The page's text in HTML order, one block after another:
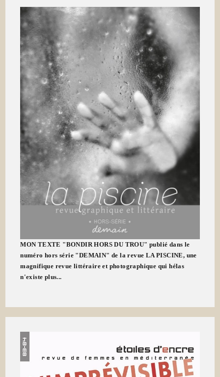
MON TEXTE "BONDIR HORS DU TROU" publié dans le
numéro hors série "DEMAIN" de la revue LA PISCINE, une
magnifique revue littéraire et photographique qui hélas
n'existe plus...